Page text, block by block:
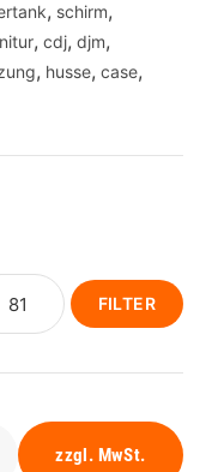
schirm
cdj djm
husse case
FILTER
zzgl. MwSt.